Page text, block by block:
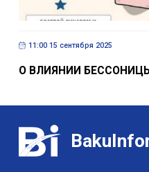
11:00 15 сентября 2025
О ВЛИЯНИИ